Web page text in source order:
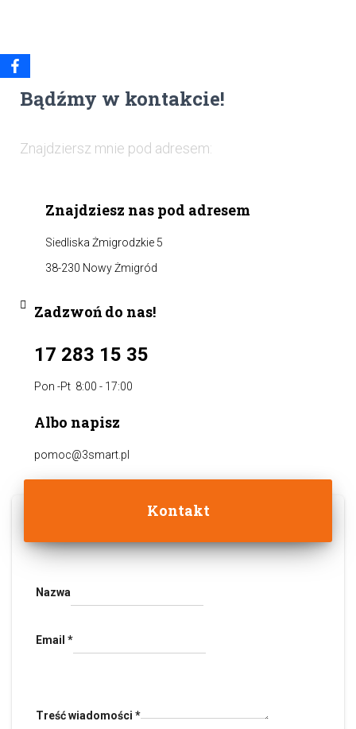
Bądźmy w kontakcie!
Znajdziersz mnie pod adresem:
Znajdziesz nas pod adresem
Siedliska Żmigrodzkie 5
38-230 Nowy Żmigród
Zadzwoń do nas!
17 283 15 35
Pon -Pt 8:00 - 17:00
Albo napisz
pomoc@3smart.pl
Kontakt
Nazwa
Email *
Treść wiadomości *